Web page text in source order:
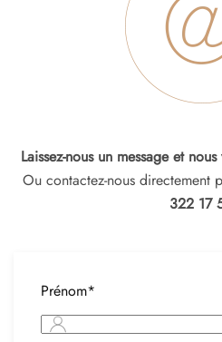
Laissez-nous un message et
Ou contactez-nous directement
322 17
Prénom*